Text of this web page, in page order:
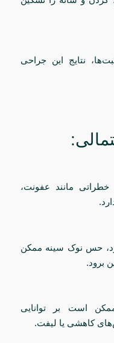
نتایج این جراحی
خطراتی مانند عفونت،
حس نوک سینه ممکن
برود.
است بر توانایی
کاهشی یا لیفت.